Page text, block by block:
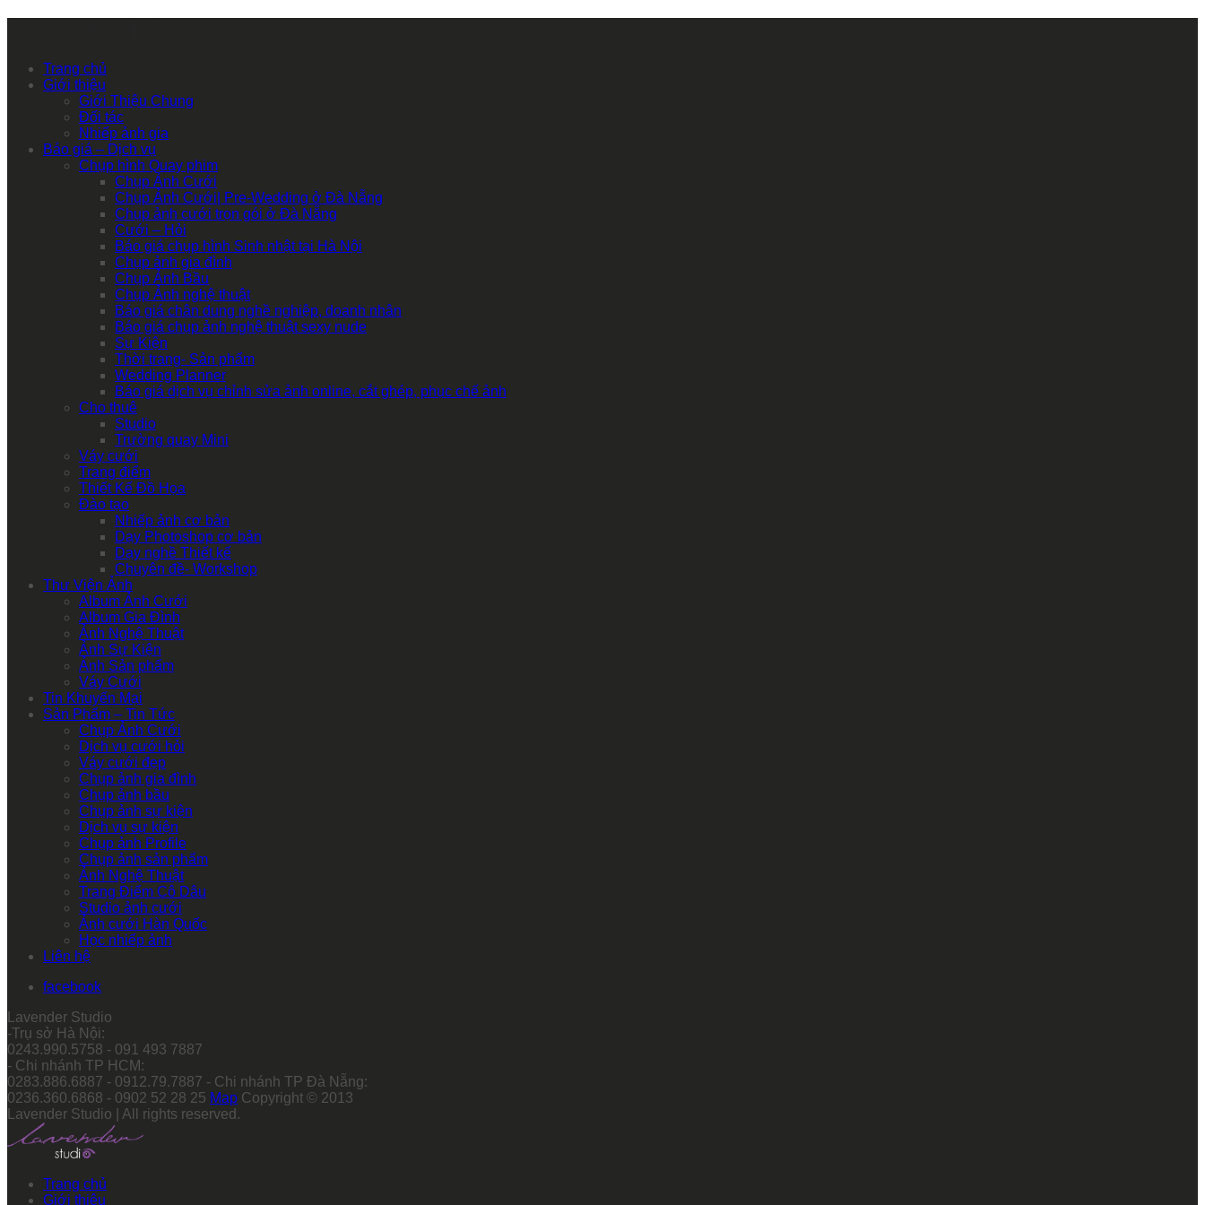
Trang chủ
Giới thiệu
Giới Thiệu Chung
Đối tác
Nhiếp ảnh gia
Báo giá – Dịch vụ
Chụp hình Quay phim
Chụp Ảnh Cưới
Chụp Ảnh Cưới| Pre-Wedding ở Đà Nẵng
Chụp ảnh cưới trọn gói ở Đà Nẵng
Cưới – Hỏi
Báo giá chụp hình Sinh nhật tại Hà Nội
Chụp ảnh gia đình
Chụp Ảnh Bầu
Chụp Ảnh nghệ thuật
Báo giá chân dung nghề nghiệp, doanh nhân
Báo giá chụp ảnh nghệ thuật sexy nude
Sự Kiện
Thời trang- Sản phẩm
Wedding Planner
Báo giá dịch vụ chỉnh sửa ảnh online, cắt ghép, phục chế ảnh
Cho thuê
Studio
Trường quay Mini
Váy cưới
Trang điểm
Thiết Kế Đồ Họa
Đào tạo
Nhiếp ảnh cơ bản
Dạy Photoshop cơ bản
Dạy nghề Thiết kế
Chuyên đề- Workshop
Thư Viện Ảnh
Album Ảnh Cưới
Album Gia Đình
Ảnh Nghệ Thuật
Ảnh Sự Kiện
Ảnh Sản phẩm
Váy Cưới
Tin Khuyến Mại
Sản Phẩm – Tin Tức
Chụp Ảnh Cưới
Dịch vụ cưới hỏi
Váy cưới đẹp
Chụp ảnh gia đình
Chụp ảnh bầu
Chụp ảnh sự kiện
Dịch vụ sự kiện
Chụp ảnh Profile
Chụp ảnh sản phẩm
Ảnh Nghệ Thuật
Trang Điểm Cô Dâu
Studio ảnh cưới
Ảnh cưới Hàn Quốc
Học nhiếp ảnh
Liên hệ
facebook
Lavender Studio
-Trụ sở Hà Nội:
0243.990.5758 - 091 493 7887
- Chi nhánh TP HCM:
0283.886.6887 - 0912.79.7887 - Chi nhánh TP Đà Nẵng:
0236.360.6868 - 0902 52 28 25 Map Copyright © 2013
Lavender Studio | All rights reserved.
Trang chủ
Giới thiệu